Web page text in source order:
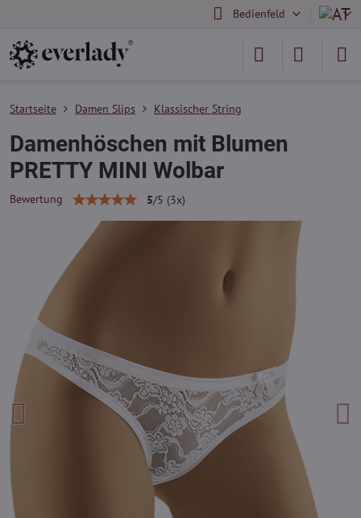
Bedienfeld
Startseite Damen Slips Klassischer String
Damenhöschen mit Blumen
PRETTY MINI Wolbar
Bewertung 5/5 (3x)